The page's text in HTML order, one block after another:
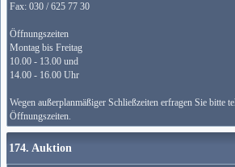
Fax: 030 / 625 77 30
Öffnungszeiten
Montag bis Freitag
10.00 - 13.00 und
14.00 - 16.00 Uhr
Wegen außerplanmäßiger Schließzeiten erfragen Sie bitte
Öffnungszeiten.
174. Auktion